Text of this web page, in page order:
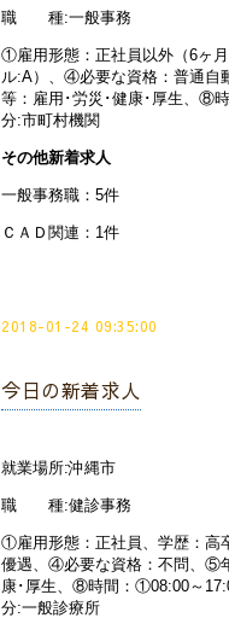
職 種:一般事務
①雇用形態：正社員以外（6ヶ
ル:A）、④必要な資格：普通自
等：雇用･労災･健康･厚生、⑧
分:市町村機関
その他新着求人
一般事務職：5件
ＣＡＤ関連：1件
2018-01-24 09:35:00
今日の新着求人
就業場所:沖縄市
職 種:健診事務
①雇用形態：正社員、学歴：高
優遇、④必要な資格：不問、⑤
康･厚生、⑧時間：①08:00～
分:一般診療所